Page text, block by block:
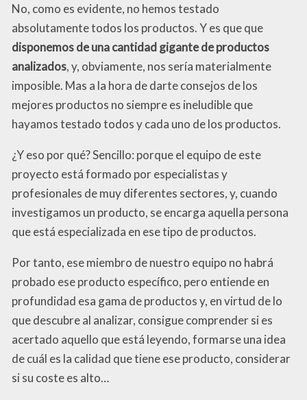
No, como es evidente, no hemos testado
absolutamente todos los productos. Y es que que
disponemos de una cantidad gigante de productos
analizados, y, obviamente, nos sería materialmente
imposible. Mas a la hora de darte consejos de los
mejores productos no siempre es ineludible que
hayamos testado todos y cada uno de los productos.
¿Y eso por qué? Sencillo: porque el equipo de este
proyecto está formado por especialistas y
profesionales de muy diferentes sectores, y, cuando
investigamos un producto, se encarga aquella persona
que está especializada en ese tipo de productos.
Por tanto, ese miembro de nuestro equipo no habrá
probado ese producto específico, pero entiende en
profundidad esa gama de productos y, en virtud de lo
que descubre al analizar, consigue comprender si es
acertado aquello que está leyendo, formarse una idea
de cuál es la calidad que tiene ese producto, considerar
si su coste es alto…